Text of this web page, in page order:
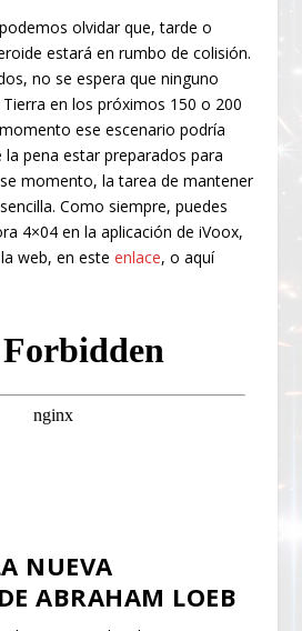
olvidar que, tarde o
estará en rumbo de colisión.
no se espera que ninguno
en los próximos 150 o 200
ese escenario podría
la pena estar preparados para
momento, la tarea de mantener
Como siempre, puedes
4×04 en la aplicación de iVoox,
web, en esteenlace, o aquí
NUEVA
ABRAHAM LOEB